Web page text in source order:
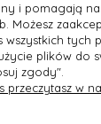
i pomagają
Możesz
wszystkich tych
plików do
zgody".
w